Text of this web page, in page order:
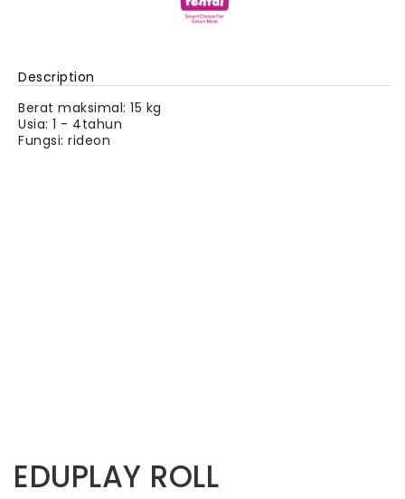
Description
Berat maksimal: 15 kg
Usia: 1 - 4tahun
Fungsi: rideon
EDUPLAY ROLL